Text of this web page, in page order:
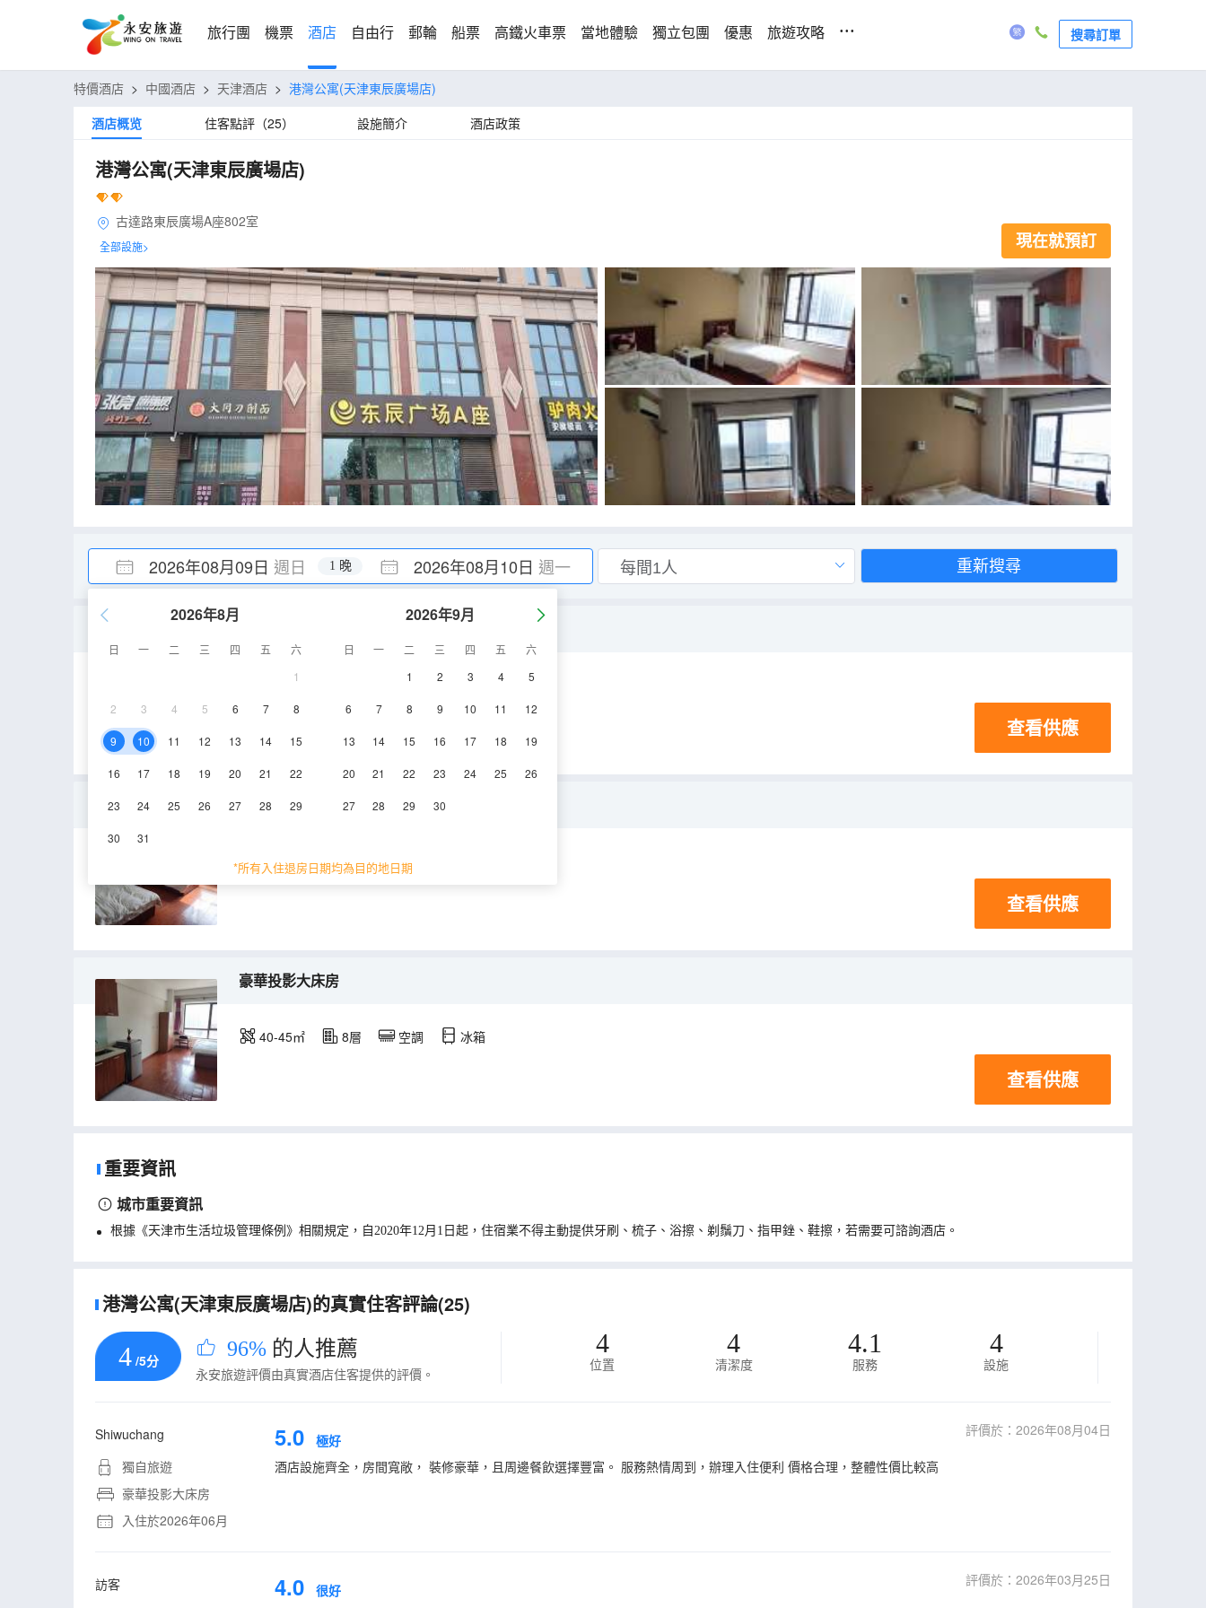
旅行團 機票 酒店 自由行 郵輪 船票 高鐵火車票 當地體驗 獨立包團 優惠 旅遊攻略 ... 搜尋訂單
特價酒店 > 中國酒店 > 天津酒店 > 港灣公寓(天津東辰廣場店)
酒店概览
住客點評（25） 設施簡介 酒店政策
港灣公寓(天津東辰廣場店)
古達路東辰廣場A座802室
全部設施> 現在就預訂
2026年08月09日 週日 2026年08月10日 週一
1 晚
2026年8月
日 一 二 三 四 五
六
1
2 3 4 5 6 7 8
9 10 11 12 13 14 15
16 17 18 19 20 21 22
23 24 25 26 27 28 29
30 31
2026年9月
日 一 二 三 四 五
六
1
2 3 4 5
6 7 8 9 10 11 12
13 14 15 16 17 18 19
20 21 22 23 24 25 26
27 28 29 30
*所有入住退房日期均為目的地日期
重新搜尋
40-45㎡ 空調 冰箱
查看供應
標準雙床房
40-45㎡ 7層 空調
查看供應
豪華投影大床房
40-45㎡ 8層 空調 冰箱
查看供應
重要資訊
城市重要資訊
根據《天津市生活垃圾管理條例》相關規定，自2020年12月1日起，住宿業不得主動提供牙刷、梳子、浴擦、剃鬚刀、指甲銼、鞋擦，若需要可諮詢酒店。
港灣公寓(天津東辰廣場店)的真實住客評論(25)
4 /5分 96% 的人推薦
永安旅遊評價由真實酒店住客提供的評價。
4
位置
4
清潔度
4.1
服務
4
設施
Shiwuchang
獨自旅遊
豪華投影大床房
入住於2026年06月
5.0 極好
評價於：2026年08月04日
酒店設施齊全，房間寬敞， 裝修豪華，且周邊餐飲選擇豐富。 服務熱情周到，辦理入住便利 價格合理，整體性價比較高
訪客
4.0 很好
評價於：2026年03月25日